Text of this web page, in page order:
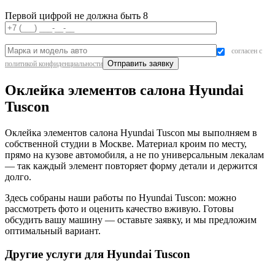
Первой цифрой не должна быть 8
согласен с
политикой конфиденциальности
Оклейка элементов салона Hyundai
Tuscon
Оклейка элементов салона Hyundai Tuscon мы выполняем в
собственной студии в Москве. Материал кроим по месту,
прямо на кузове автомобиля, а не по универсальным лекалам
— так каждый элемент повторяет форму детали и держится
долго.
Здесь собраны наши работы по Hyundai Tuscon: можно
рассмотреть фото и оценить качество вживую. Готовы
обсудить вашу машину — оставьте заявку, и мы предложим
оптимальный вариант.
Другие услуги для Hyundai Tuscon